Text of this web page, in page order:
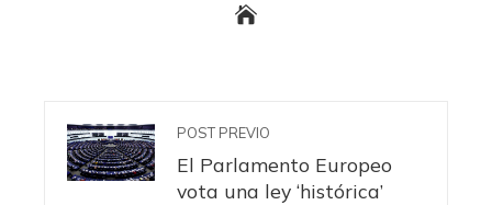
POST PREVIO
El Parlamento Europeo
vota una ley ‘histórica’